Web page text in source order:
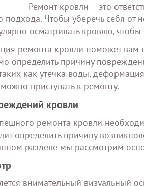
Ремонт кровли – это
подхода. Чтобы уберечь себя от
осматривать кровлю,
ремонта кровли поможет
определить причину
как утечка воды,
приступать к ремонту.
кровли
ремонта кровли
определить причину
разделе мы рассмотрим
внимательный визуальный